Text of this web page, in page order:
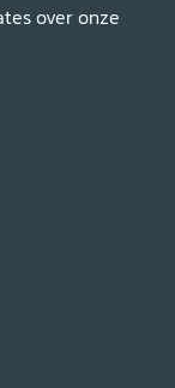
over onze